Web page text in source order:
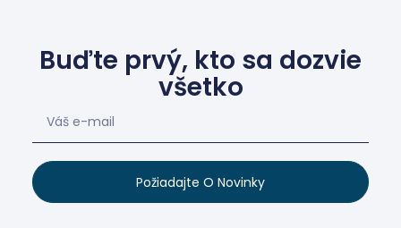
Buďte prvý, kto sa dozvie
všetko
Požiadajte O Novinky